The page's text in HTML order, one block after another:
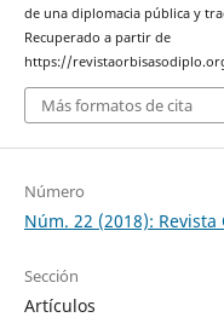
de una diplomacia pública y
Recuperado a partir de
https://
Más formatos de cita
Número
Núm. 22 (2018): Revista
Sección
Artículos